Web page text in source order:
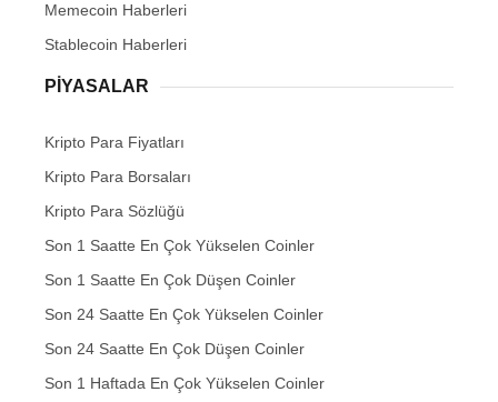
Memecoin Haberleri
Stablecoin Haberleri
PIYASALAR
Kripto Para Fiyatları
Kripto Para Borsaları
Kripto Para Sözlüğü
Son 1 Saatte En Çok Yükselen Coinler
Son 1 Saatte En Çok Düşen Coinler
Son 24 Saatte En Çok Yükselen Coinler
Son 24 Saatte En Çok Düşen Coinler
Son 1 Haftada En Çok Yükselen Coinler